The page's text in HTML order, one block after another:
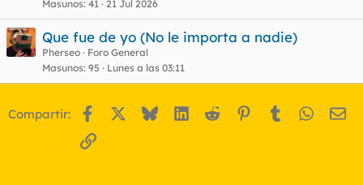
Masunos 41 21 Jul 2026
Que fue de yo (No le importa a nadie)
Pherseo
Foro General
Masunos 95 Lunes a las 03:11
Compartir: Facebook BlueskyLinkedIn
Reddit Pinterest
Tumblr
Enlace